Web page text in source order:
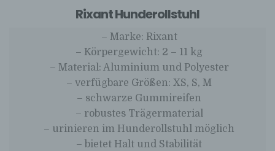
Rixant Hunderollstuhl
– Marke: Rixant
– Körpergewicht: 2 – 11 kg
– Material: Aluminium und Polyester
– verfügbare Größen: XS, S, M
– schwarze Gummireifen
– robustes Trägermaterial
– urinieren im Hunderollstuhl möglich
– bietet Halt und Stabilität